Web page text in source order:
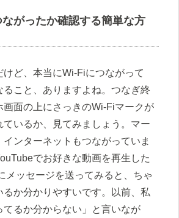
がったか確認する簡単な方
けど、本当にWi-Fiにつながって
ること、ありますよね。つなぎ終
画面の上にさっきのWi-Fiマークが
ているか、見てみましょう。マー
インターネットもつながっていま
でお好きな動画を再生した
メッセージを送ってみると、ちゃ
るか分かりやすいです。以前、私
てるか分からない」と言いなが